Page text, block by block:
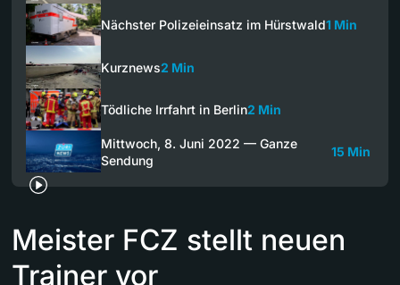
Nächster Polizeieinsatz im Hürstwald1 Min
Kurznews2 Min
Tödliche Irrfahrt in Berlin2 Min
Mittwoch, 8. Juni 2022 — Ganze
Sendung
15 Min
Meister FCZ stellt neuen
Trainer vor